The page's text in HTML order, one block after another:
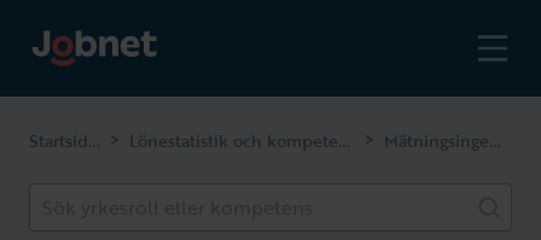
Startsidan > Lönestatistik och kompetenser > Mätningsingenjör